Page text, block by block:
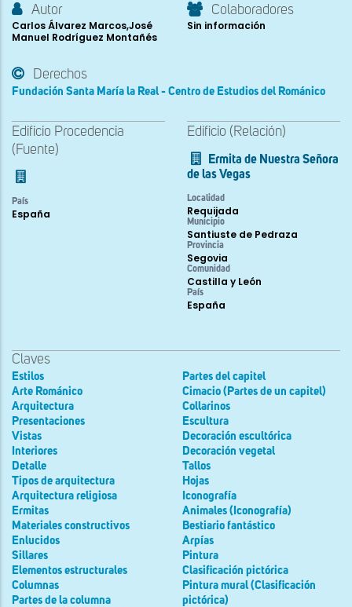
Autor
Carlos Álvarez Marcos,José
Manuel Rodríguez Montañés
Colaboradores
Sin información
Derechos
Fundación Santa María la Real - Centro de Estudios del Románico
Edificio Procedencia
(Fuente)
País
España
Edificio (Relación)
Ermita de Nuestra Señora
de las Vegas
Localidad
Requijada
Municipio
Santiuste de Pedraza
Provincia
Segovia
Comunidad
Castilla y León
País
España
Claves
Estilos
Arte Románico
Arquitectura
Presentaciones
Vistas
Interiores
Detalle
Tipos de arquitectura
Arquitectura religiosa
Ermitas
Materiales constructivos
Enlucidos
Sillares
Elementos estructurales
Columnas
Partes de la columna
Partes del capitel
Cimacio (Partes de un capitel)
Collarinos
Escultura
Decoración escultórica
Decoración vegetal
Tallos
Hojas
Iconografía
Animales (Iconografía)
Bestiario fantástico
Arpías
Pintura
Clasificación pictórica
Pintura mural (Clasificación
pictórica)